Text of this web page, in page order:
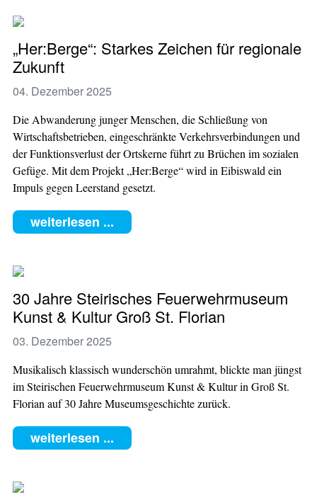
„Her:Berge“: Starkes Zeichen für regionale
Zukunft
04. Dezember 2025
Die Abwanderung junger Menschen, die Schließung von
Wirtschaftsbetrieben, eingeschränkte Verkehrsverbindungen und
der Funktionsverlust der Ortskerne führt zu Brüchen im sozialen
Gefüge. Mit dem Projekt „Her:Berge“ wird in Eibiswald ein
Impuls gegen Leerstand gesetzt.
weiterlesen ...
30 Jahre Steirisches Feuerwehrmuseum
Kunst & Kultur Groß St. Florian
03. Dezember 2025
Musikalisch klassisch wunderschön umrahmt, blickte man jüngst
im Steirischen Feuerwehrmuseum Kunst & Kultur in Groß St.
Florian auf 30 Jahre Museumsgeschichte zurück.
weiterlesen ...